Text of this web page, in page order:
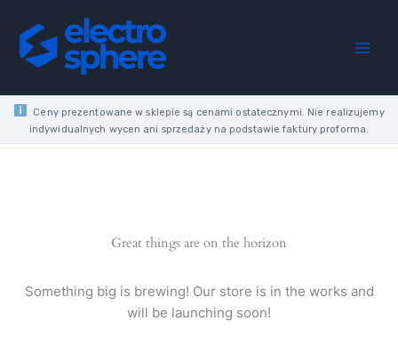
content
Ceny prezentowane w sklepie są cenami ostatecznymi. Nie realizujemy
indywidualnych wycen ani sprzedaży na podstawie faktury proforma.
Great things are on the horizon
Something big is brewing! Our store is in the works and
will be launching soon!
3.6V,
LI-
ION,
BOX
ACCESSORIES